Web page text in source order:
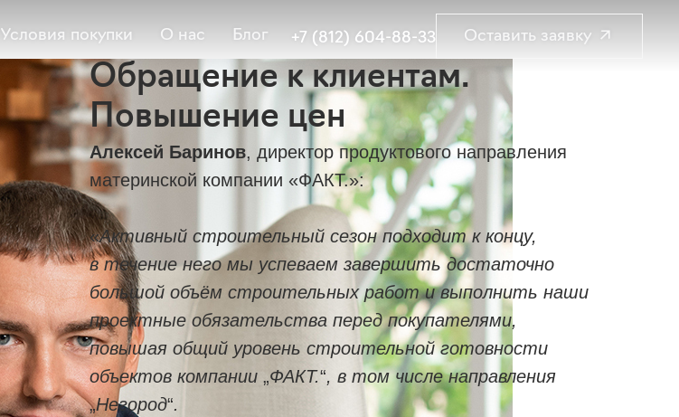
Условия покупки О нас Блог +7 (812) 604-88-33 Оставить заявку ↗
Обращение к клиентам.
Повышение цен
Алексей Баринов, директор продуктового направления
материнской компании «ФАКТ.​​»:
«Активный строительный сезон подходит к концу,
в течение него мы успеваем завершить достаточно
большой объём строительных работ и выполнить наши
проектные обязательства перед покупателями,
повышая общий уровень строительной готовности
объектов компании „ФАКТ.“, в том числе направления
„Негород“.